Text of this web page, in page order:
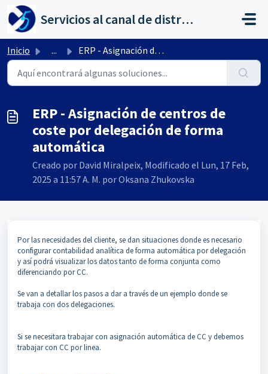
Saltar al contenido principal
Servicios al canal de distribución de AHORA
Inicio ... ERP - Asignación de centros de coste por delegación de fo...
ERP - Asignación de centros de
coste por delegación de forma
automática
Creado por David Miralpeix, Modificado el Lun, 17 Feb,
2025 a 11:57 A. M. por Oksana Zhukovska
Por las necesidades del cliente, se dan situaciones donde es necesario
configurar contabilidad analítica de forma automática por delegación
y así podrá visualizar los datos tanto de forma conjunta como
diferenciando por CC.
Se van a detallar los pasos a dar a través de un ejemplo donde se
trabaja con dos delegaciones.
Si se necesitara trabajar con asignación automática de CC y debemos
trabajar con CC por linea.